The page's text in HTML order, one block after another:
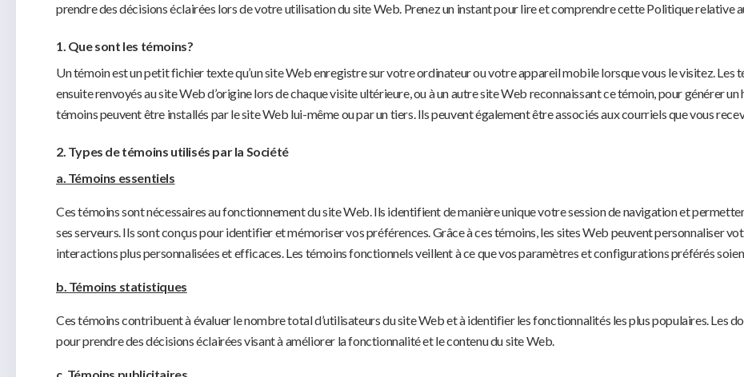
prendre des décisions éclairées lors de votre utilisation du site Web. Prenez un instant pour lire et comprendre cette Politique relative
1. Que sont les témoins?
Un témoin est un petit fichier texte qu’un site Web enregistre sur votre ordinateur ou votre appareil mobile lorsque vous le visitez. Les
ensuite renvoyés au site Web d’origine lors de chaque visite ultérieure, ou à un autre site Web reconnaissant ce témoin, pour générer un
témoins peuvent être installés par le site Web lui-même ou par un tiers. Ils peuvent également être associés aux courriels que vous
2. Types de témoins utilisés par la Société
a. Témoins essentiels
Ces témoins sont nécessaires au fonctionnement du site Web. Ils identifient de manière unique votre session de navigation et
ses serveurs. Ils sont conçus pour identifier et mémoriser vos préférences. Grâce à ces témoins, les sites Web peuvent personnaliser
interactions plus personnalisées et efficaces. Les témoins fonctionnels veillent à ce que vos paramètres et configurations préférés
b. Témoins statistiques
Ces témoins contribuent à évaluer le nombre total d’utilisateurs du site Web et à identifier les fonctionnalités les plus populaires. Les
pour prendre des décisions éclairées visant à améliorer la fonctionnalité et le contenu du site Web.